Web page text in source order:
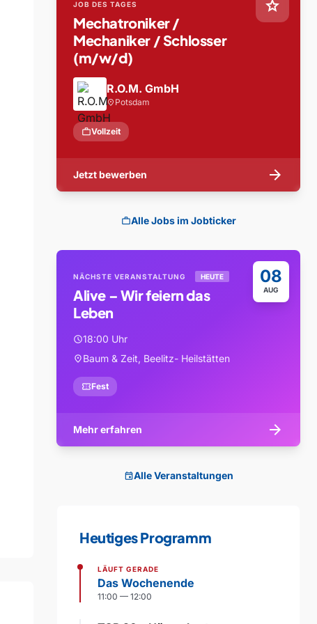
star
JOB DES TAGES
Mechatroniker /
Mechaniker / Schlosser
(m/w/d)
R.O.M. GmbH
location_on Potsdam
workVollzeit
Jetzt bewerben arrow_forward
workAlle Jobs im Jobticker
08
AUG
NÄCHSTE VERANSTALTUNG HEUTE
Alive – Wir feiern das
Leben
schedule18:00 Uhr
location_onBaum & Zeit, Beelitz- Heilstätten
confirmation_numberFest
Mehr erfahren arrow_forward
eventAlle Veranstaltungen
Heutiges Programm
LÄUFT GERADE
Das Wochenende
11:00 — 12:00